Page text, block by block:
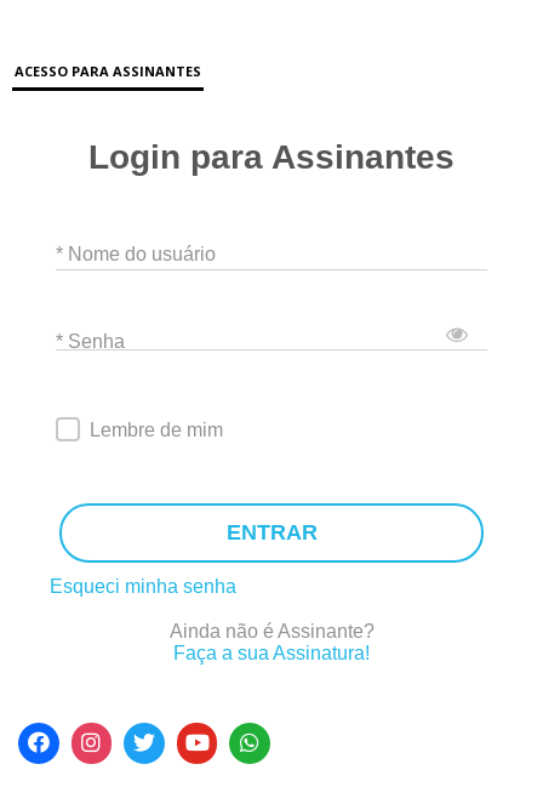
ACESSO PARA ASSINANTES
Login para Assinantes
* Nome do usuário
* Senha
Lembre de mim
ENTRAR
Esqueci minha senha
Ainda não é Assinante?
Faça a sua Assinatura!